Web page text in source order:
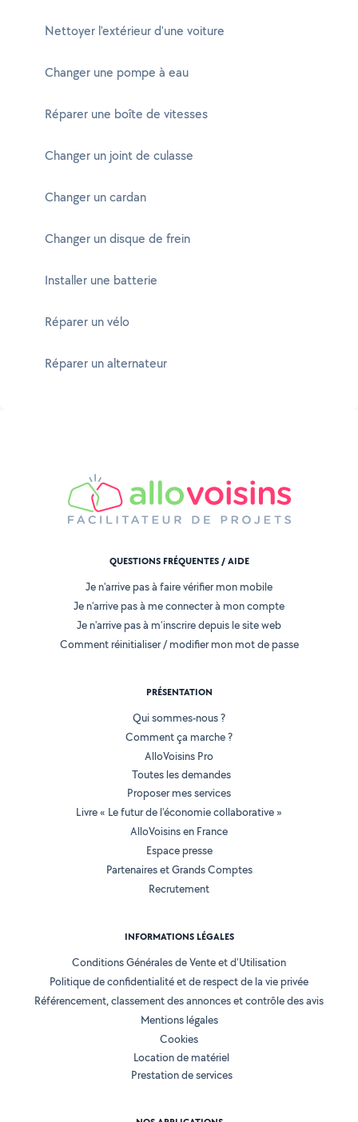
Nettoyer l'extérieur d'une voiture
Changer une pompe à eau
Réparer une boîte de vitesses
Changer un joint de culasse
Changer un cardan
Changer un disque de frein
Installer une batterie
Réparer un vélo
Réparer un alternateur
QUESTIONS FRÉQUENTES / AIDE
Je n'arrive pas à faire vérifier mon mobile
Je n'arrive pas à me connecter à mon compte
Je n'arrive pas à m'inscrire depuis le site web
Comment réinitialiser / modifier mon mot de passe
PRÉSENTATION
Qui sommes-nous ?
Comment ça marche ?
AlloVoisins Pro
Toutes les demandes
Proposer mes services
Livre « Le futur de l'économie collaborative »
AlloVoisins en France
Espace presse
Partenaires et Grands Comptes
Recrutement
INFORMATIONS LÉGALES
Conditions Générales de Vente et d'Utilisation
Politique de confidentialité et de respect de la vie privée
Référencement, classement des annonces et contrôle des avis
Mentions légales
Cookies
Location de matériel
Prestation de services